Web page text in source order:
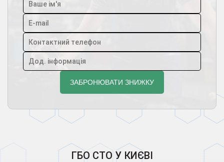
ГБО СТО У КИЄВІ